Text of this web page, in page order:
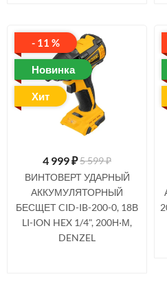
- 11 %
Новинка
Хит
4 999₽5 599 ₽
ВИНТОВЕРТ УДАРНЫЙ
АККУМУЛЯТОРНЫЙ
БЕСЩЕТ CID-IB-200-0, 18В
LI-ION HEX 1/4", 200Н·М,
DENZEL